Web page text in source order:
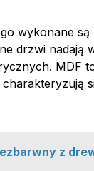
wykonane są
drzwi nadają
MDF
z